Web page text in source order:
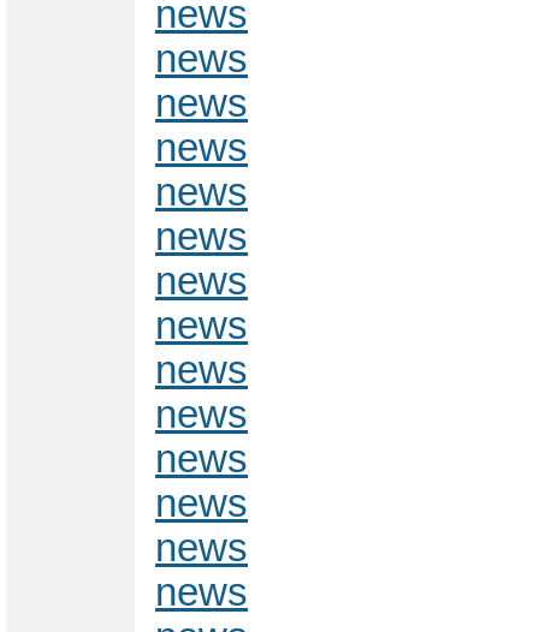
news
news
news
news
news
news
news
news
news
news
news
news
news
news